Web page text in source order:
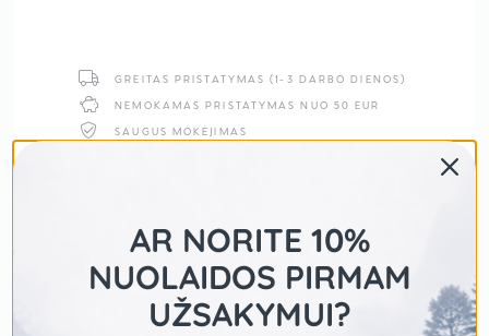
GREITAS PRISTATYMAS (1-3 DARBO DIENOS)
NEMOKAMAS PRISTATYMAS NUO 50 EUR
SAUGUS MOKĖJIMAS
AR NORITE 10%
NUOLAIDOS PIRMAM
UŽSAKYMUI?